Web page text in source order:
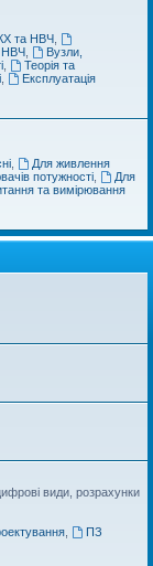
та НВЧ,
НВЧ,
Вузли,
Теорія та
Експлуатація
,
Для живлення
потужності,
Для
та вимірювання
види, розрахунки
,
ПЗ